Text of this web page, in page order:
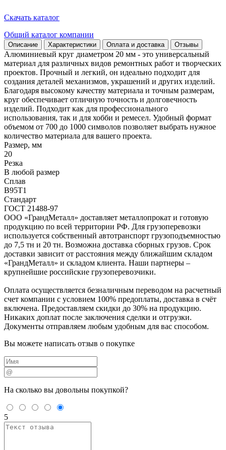
Скачать каталог
Общий каталог компании
Описание Характеристики Оплата и доставка Отзывы
Алюминиевый круг диаметром 20 мм - это универсальный
материал для различных видов ремонтных работ и творческих
проектов. Прочный и легкий, он идеально подходит для
создания деталей механизмов, украшений и других изделий.
Благодаря высокому качеству материала и точным размерам,
круг обеспечивает отличную точность и долговечность
изделий. Подходит как для профессионального
использования, так и для хобби и ремесел. Удобный формат
объемом от 700 до 1000 символов позволяет выбрать нужное
количество материала для вашего проекта.
Размер, мм
20
Резка
В любой размер
Сплав
В95Т1
Стандарт
ГОСТ 21488-97
ООО «ГрандМеталл» доставляет металлопрокат и готовую
продукцию по всей территории РФ. Для грузоперевозки
используется собственный автотранспорт грузоподъемностью
до 7,5 тн и 20 тн. Возможна доставка сборных грузов. Срок
доставки зависит от расстояния между ближайшим складом
«ГрандМеталл» и складом клиента. Наши партнеры –
крупнейшие российские грузоперевозчики.
Оплата осуществляется безналичным переводом на расчетный
счет компании с условием 100% предоплаты, доставка в счёт
включена. Предоставляем скидки до 30% на продукцию.
Никаких доплат после заключения сделки и отгрузки.
Документы отправляем любым удобным для вас способом.
Вы можете написать отзыв о покупке
На сколько вы довольны покупкой?
5